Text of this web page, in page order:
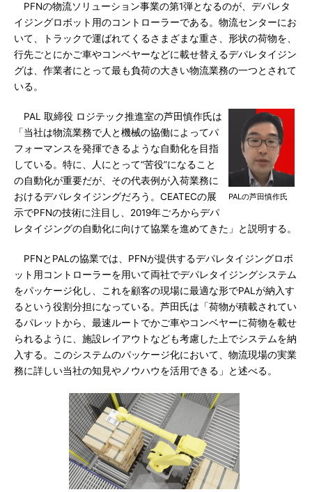
PFNの物流ソリューション事業の第1弾となるのが、デパレタ
イジングロボット用のコントローラーである。物流センターにお
いて、トラックで運ばれてくるさまざまな重さ、形状の荷物を、
行先ごとにかご車やコンベヤーなどに載せ替えるデパレタイジン
グは、作業者にとって最も負荷の大きい物流業務の一つとされて
いる。
PALの芦田慎作氏
PAL 取締役 ロジテック推進室の芦田慎作氏は
「当社は物流業務で人と機械の協働によってパ
フォーマンスを発揮できるような自動化を目指
している。特に、人にとって“苦役”になること
の自動化が重要だが、その代表例が入荷業務に
おけるデパレタイジングだろう。CEATECの展
示でPFNの技術に注目し、2019年ごろからデパ
レタイジングの自動化に向けて協業を進めてきた」と説明する。
PFNとPALの協業では、PFNが提供するデパレタイジングロボ
ット用コントローラーを用いて両社でデパレタイジングシステム
をパッケージ化し、これを顧客の現場に最適な形でPALが納入す
るという役割分担になっている。芦田氏は「荷物が積載されてい
るパレットから、最速ルートでかご車やコンベヤーに荷物を載せ
られるように、施設レイアウトなども考慮した上でシステムを納
入する。このシステムのパッケージ化において、物流現場の実業
務に詳しい当社の知見やノウハウを活用できる」と述べる。